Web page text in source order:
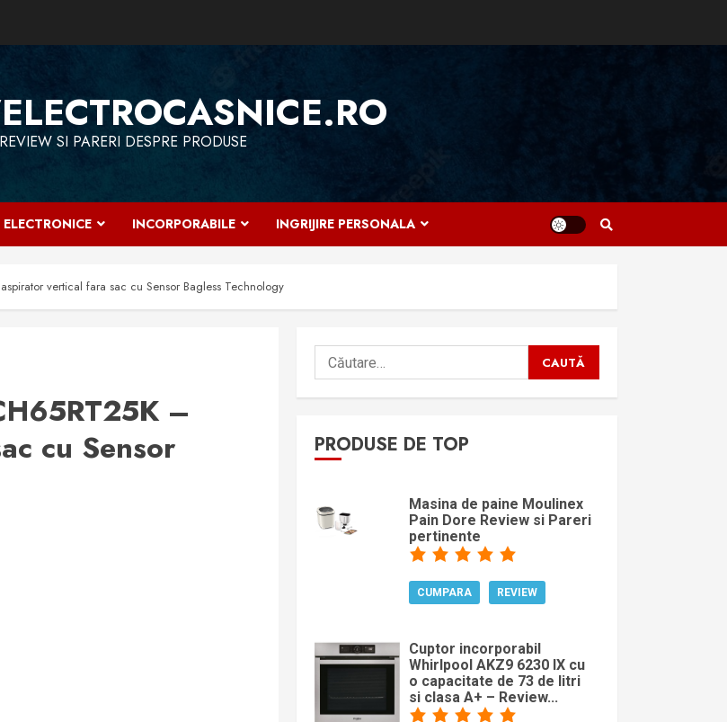
REVIEW SI PARERI DESPRE PRODUSE
ELECTRONICE INCORPORABILE INGRIJIRE PERSONALA
vertical fara sac cu Sensor Bagless Technology
–
cu Sensor
Caută
după:
PRODUSE DE TOP
Masina de paine Moulinex
Pain Dore Review si Pareri
pertinente
CUMPARA REVIEW
Cuptor incorporabil
Whirlpool AKZ9 6230 IX cu
o capacitate de 73 de litri
si clasa A+ – Review...